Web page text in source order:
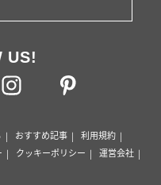
US!
おすすめ記事
利用規約
クッキーポリシー
運営会社